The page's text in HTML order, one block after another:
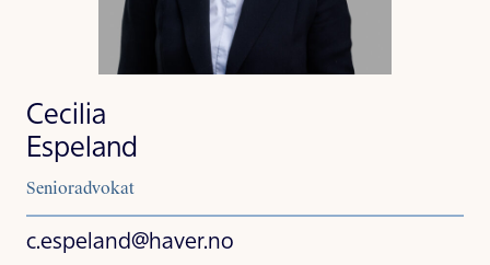
Cecilia
Espeland
Senioradvokat
c.espeland@haver.no